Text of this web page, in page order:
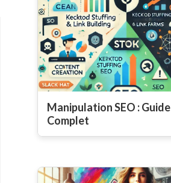
Manipulation SEO : Guide
Complet